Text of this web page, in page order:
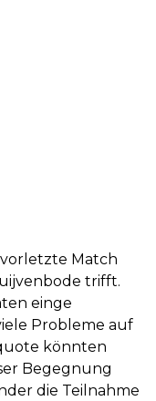
Match
trifft.
einge
Probleme auf
könnten
Begegnung
die Teilnahme